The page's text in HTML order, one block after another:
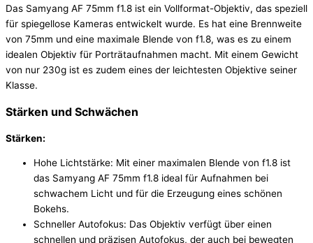
Das Samyang AF 75mm f1.8 ist ein Vollformat-Objektiv, das speziell
für spiegellose Kameras entwickelt wurde. Es hat eine Brennweite
von 75mm und eine maximale Blende von f1.8, was es zu einem
idealen Objektiv für Porträtaufnahmen macht. Mit einem Gewicht
von nur 230g ist es zudem eines der leichtesten Objektive seiner
Klasse.
Stärken und Schwächen
Stärken:
Hohe Lichtstärke: Mit einer maximalen Blende von f1.8 ist
das Samyang AF 75mm f1.8 ideal für Aufnahmen bei
schwachem Licht und für die Erzeugung eines schönen
Bokehs.
Schneller Autofokus: Das Objektiv verfügt über einen
schnellen und präzisen Autofokus, der auch bei bewegten